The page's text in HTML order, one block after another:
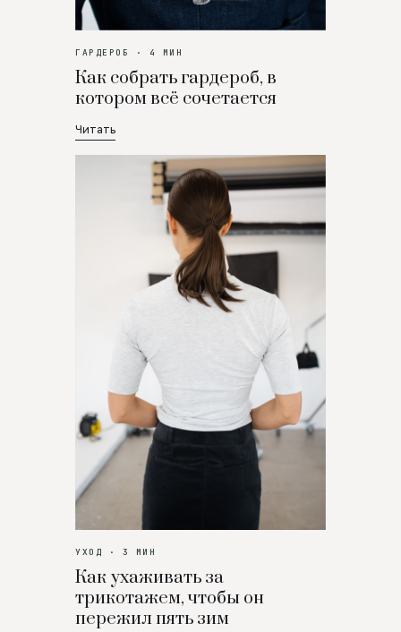
ГАРДЕРОБ · 4 МИН
Как собрать гардероб, в
котором всё сочетается
Читать
УХОД · 3 МИН
Как ухаживать за
трикотажем, чтобы он
пережил пять зим